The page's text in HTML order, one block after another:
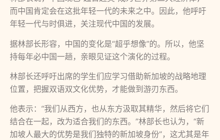
而中国肯定会在这批年轻一代的未来之中。因此，他呼吁
年轻一代与时俱进，关注现代中国的发展。
据林部长形容，中国的变化是“超乎想像”的。所以，他坚
持每年必中国一趟，亲眼见证这个演化的过程。
林部长还呼吁出席的学生们应学习借助新加坡的战略地理
位置，把握双语双文化优势，才能做到游刃东西。
他表示：“我们从西方，也从东方汲取其精华，然后将它们
结合在一起，改为适合我们的东西。”林部长也认为，“新
加坡人最大的优势是我们独特的新加坡身份”，这尤其是年